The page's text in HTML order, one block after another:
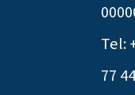
Tel:
77